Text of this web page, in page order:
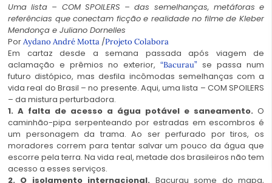
Uma lista – COM SPOILERS – das semelhanças, metáforas e
referências que conectam ficção e realidade no filme de Kleber
Mendonça e Juliano Dornelles
PorAydano André Motta /Projeto Colabora
Em cartaz desde a semana passada após viagem de
aclamação e prêmios no exterior, “Bacurau” se passa num
futuro distópico, mas desfila incômodas semelhanças com a
vida real do Brasil – no presente. Aqui, uma lista – COM SPOILERS
– da mistura perturbadora.
1. A falta de acesso a água potável e saneamento. O
caminhão-pipa serpenteando por estradas em escombros é
um personagem da trama. Ao ser perfurado por tiros, os
moradores correm para tentar salvar um pouco da água que
escorre pela terra. Na vida real, metade dos brasileiros não tem
acesso a esses serviços.
2. O isolamento internacional. Bacurau some do mapa,